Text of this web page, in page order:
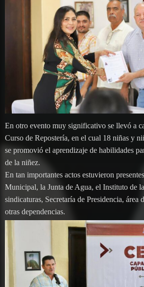
En otro evento muy significativo se llevó a
Curso de Repostería, en el cual 18 niñas y
se promovió el aprendizaje de habilidades
de la niñez.
En tan importantes actos estuvieron
Municipal, la Junta de Agua, el Instituto de
sindicaturas, Secretaría de Presidencia, área
otras dependencias.